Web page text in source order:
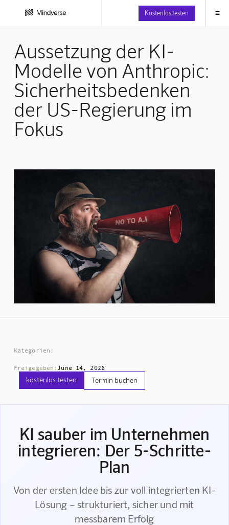
Kostenlos testen ≡
Aussetzung der KI-
Modelle von Anthropic:
Sicherheitsbedenken
der US-Regierung im
Fokus
Kategorien:
Freigegeben: June 14, 2026
kostenlos testen Termin buchen
KI sauber im Unternehmen
integrieren: Der 5-Schritte-
Plan
Von der ersten Idee bis zur voll integrierten KI-
Lösung – strukturiert, sicher und mit
messbarem Erfolg